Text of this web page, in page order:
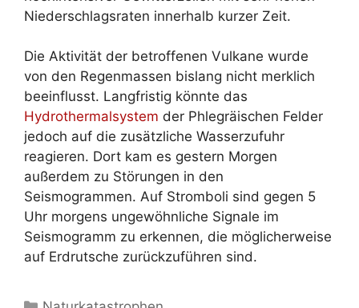
Niederschlagsraten innerhalb kurzer Zeit.
Die Aktivität der betroffenen Vulkane wurde
von den Regenmassen bislang nicht merklich
beeinflusst. Langfristig könnte das
Hydrothermalsystem der Phlegräischen Felder
jedoch auf die zusätzliche Wasserzufuhr
reagieren. Dort kam es gestern Morgen
außerdem zu Störungen in den
Seismogrammen. Auf Stromboli sind gegen 5
Uhr morgens ungewöhnliche Signale im
Seismogramm zu erkennen, die möglicherweise
auf Erdrutsche zurückzuführen sind.
Kategorien